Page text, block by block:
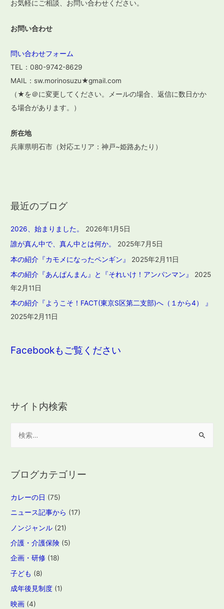
お気軽にご相談、お問い合わせください。
お問い合わせ
問い合わせフォーム
TEL：080-9742-8629
MAIL：sw.morinosuzu★gmail.com
（★を＠に変更してください。メールの場合、返信に数日かか
る場合があります。）
所在地
兵庫県明石市（対応エリア：神戸~姫路あたり）
最近のブログ
2026、始まりました。
2026年1月5日
誰が真ん中で、真ん中とは何か。
2025年7月5日
本の紹介『カモメになったペンギン』
2025年2月11日
本の紹介『あんぱんまん』と『それいけ！アンパンマン』
2025
年2月11日
本の紹介『ようこそ！FACT(東京S区第二支部)へ（１から4） 』
2025年2月11日
Facebookもご覧ください
サイト内検索
ブログカテゴリー
カレーの日 (75)
ニュース記事から (17)
ノンジャンル (21)
介護・介護保険 (5)
企画・研修 (18)
子ども (8)
成年後見制度 (1)
映画 (4)